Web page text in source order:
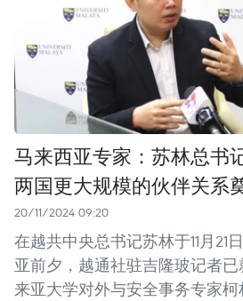
马来西亚专家：苏林总书
两国更大规模的伙伴关系
20/11/2024 09:20
在越共中央总书记苏林于11月21
亚前夕，越通社驻吉隆玻记者
来亚大学对外与安全事务专家柯